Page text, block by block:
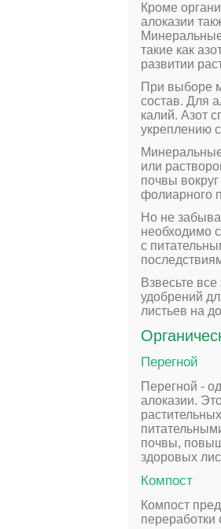
Кроме
алоказии
такие как
развитии
При выборе
состав. Для
калий. Азот
укреплению
или
почвы
фолиарного
Но не
необходимо
с
Взвесьте
удобрений
листьев на
Перегной
Перегной -
алоказии.
почвы,
здоровых
Компост
Компост
переработки